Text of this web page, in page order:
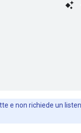
e non richiede un